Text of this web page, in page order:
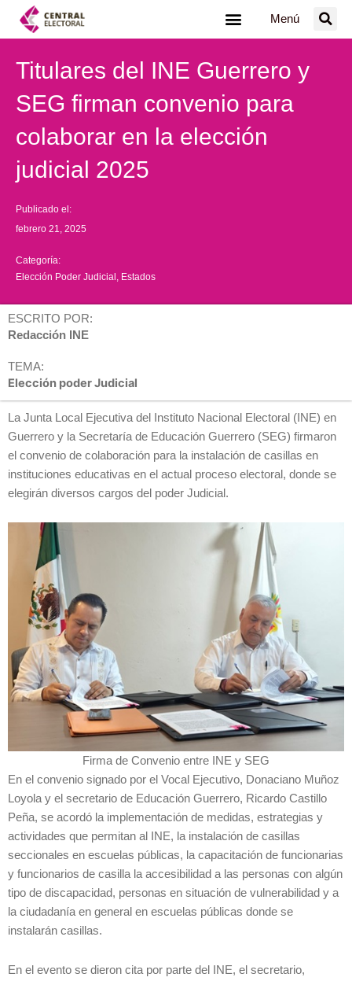
Menú
Titulares del INE Guerrero y
SEG firman convenio para
colaborar en la elección
judicial 2025
Publicado el:
febrero 21, 2025
Categoría:
Elección Poder Judicial Estados
ESCRITO POR:
Redacción INE
TEMA:
Elección poder Judicial
La Junta Local Ejecutiva del Instituto Nacional Electoral (INE) en
Guerrero y la Secretaría de Educación Guerrero (SEG) firmaron
el convenio de colaboración para la instalación de casillas en
instituciones educativas en el actual proceso electoral, donde se
elegirán diversos cargos del poder Judicial.
Firma de Convenio entre INE y SEG
En el convenio signado por el Vocal Ejecutivo, Donaciano Muñoz
Loyola y el secretario de Educación Guerrero, Ricardo Castillo
Peña, se acordó la implementación de medidas, estrategias y
actividades que permitan al INE, la instalación de casillas
seccionales en escuelas públicas, la capacitación de funcionarias
y funcionarios de casilla la accesibilidad a las personas con algún
tipo de discapacidad, personas en situación de vulnerabilidad y a
la ciudadanía en general en escuelas públicas donde se
instalarán casillas.
En el evento se dieron cita por parte del INE, el secretario,